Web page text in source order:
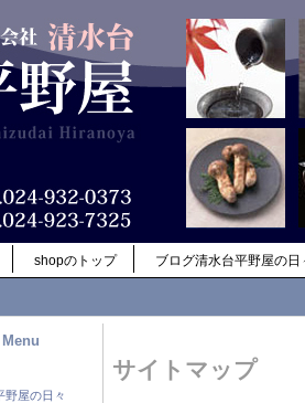
shopのトップ ブログ清水台平野屋の日
Menu
野屋の日々
サイトマップ